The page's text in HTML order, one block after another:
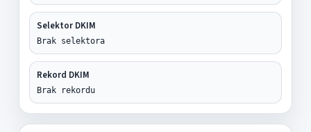
Selektor DKIM
Brak selektora
Rekord DKIM
Brak rekordu